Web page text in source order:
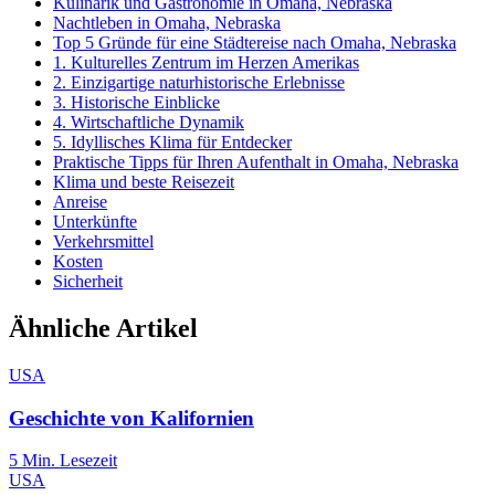
Nachtleben in Omaha, Nebraska
Top 5 Gründe für eine Städtereise nach Omaha, Nebraska
1. Kulturelles Zentrum im Herzen Amerikas
2. Einzigartige naturhistorische Erlebnisse
3. Historische Einblicke
4. Wirtschaftliche Dynamik
5. Idyllisches Klima für Entdecker
Praktische Tipps für Ihren Aufenthalt in Omaha, Nebraska
Klima und beste Reisezeit
Anreise
Unterkünfte
Verkehrsmittel
Kosten
Sicherheit
Ähnliche Artikel
USA
Geschichte von Kalifornien
5 Min. Lesezeit
USA